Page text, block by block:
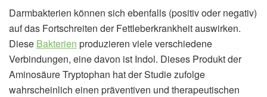
Darmbakterien können sich ebenfalls (positiv oder negativ)
auf das Fortschreiten der Fettleberkrankheit auswirken.
Diese Bakterien produzieren viele verschiedene
Verbindungen, eine davon ist Indol. Dieses Produkt der
Aminosäure Tryptophan hat der Studie zufolge
wahrscheinlich einen präventiven und therapeutischen